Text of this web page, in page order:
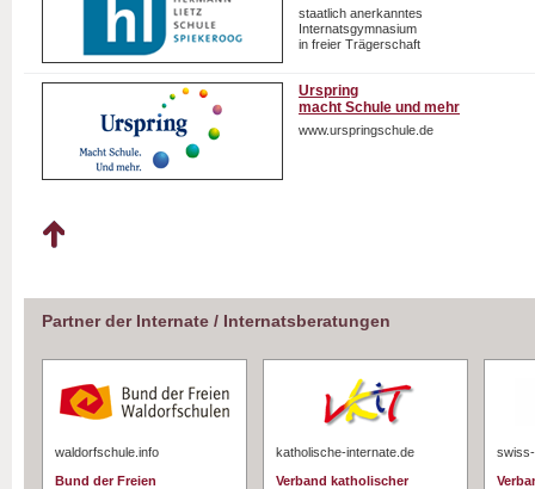
staatlich anerkanntes
Internatsgymnasium
in freier Trägerschaft
Urspring
macht Schule und mehr
www.urspringschule.de
Partner der Internate / Internatsberatungen
waldorfschule.info
Bund der Freien
katholische-internate.de
Verband katholischer